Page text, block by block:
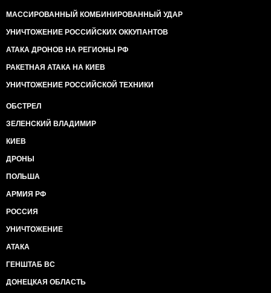
МАССИРОВАННЫЙ КОМБИНИРОВАННЫЙ УДАР
УНИЧТОЖЕНИЕ РОССИЙСКИХ ОККУПАНТОВ
АТАКА ДРОНОВ НА РЕГИОНЫ РФ
РАКЕТНАЯ АТАКА НА КИЕВ
УНИЧТОЖЕНИЕ РОССИЙСКОЙ ТЕХНИКИ
ОБСТРЕЛ
ЗЕЛЕНСКИЙ ВЛАДИМИР
КИЕВ
ДРОНЫ
ПОЛЬША
АРМИЯ РФ
РОССИЯ
УНИЧТОЖЕНИЕ
АТАКА
ГЕНШТАБ ВС
ДОНЕЦКАЯ ОБЛАСТЬ